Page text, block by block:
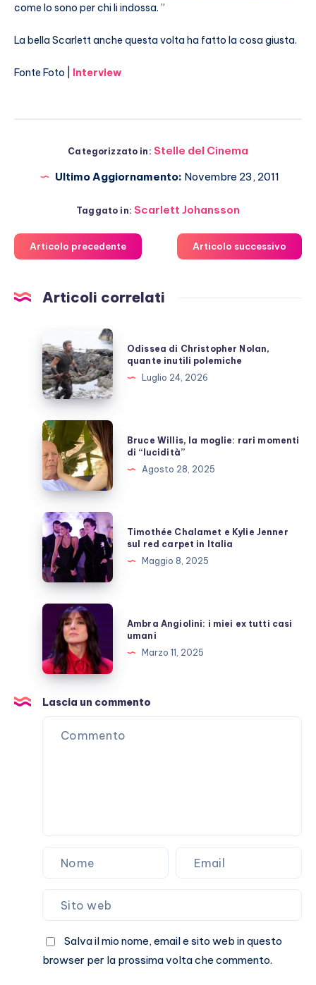
come lo sono per chi li indossa. ”
La bella Scarlett anche questa volta ha fatto la cosa giusta.
Fonte Foto | Interview
Categorizzato in: Stelle del Cinema
Ultimo Aggiornamento: Novembre 23, 2011
Taggato in: Scarlett Johansson
Articolo precedente Articolo successivo
Articoli correlati
di
Christopher
Nolan,
quante
inutili
polemiche
Odissea di Christopher Nolan,
quante inutili polemiche
Luglio 24, 2026
Bruce
Willis,
la
moglie:
rari
momenti
di
“lucidità”
Bruce Willis, la moglie: rari momenti
di “lucidità”
Agosto 28, 2025
Timothée
Chalamet
e
Kylie
Jenner
sul
carpet
in
Italia
Timothée Chalamet e Kylie Jenner
sul red carpet in Italia
Maggio 8, 2025
Ambra
Angiolini:
miei
ex
tutti
casi
umani
Ambra Angiolini: i miei ex tutti casi
umani
Marzo 11, 2025
Lascia un commento
Salva il mio nome, email e sito web in questo
browser per la prossima volta che commento.